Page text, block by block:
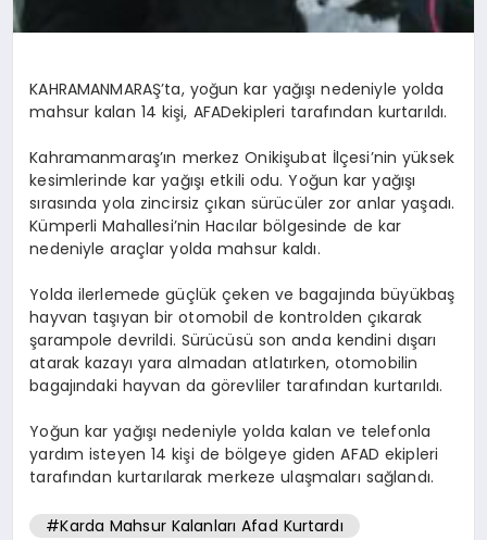
KAHRAMANMARAŞ’ta, yoğun kar yağışı nedeniyle yolda
mahsur kalan 14 kişi, AFADekipleri tarafından kurtarıldı.
Kahramanmaraş’ın merkez Onikişubat İlçesi’nin yüksek
kesimlerinde kar yağışı etkili odu. Yoğun kar yağışı
sırasında yola zincirsiz çıkan sürücüler zor anlar yaşadı.
Kümperli Mahallesi’nin Hacılar bölgesinde de kar
nedeniyle araçlar yolda mahsur kaldı.
Yolda ilerlemede güçlük çeken ve bagajında büyükbaş
hayvan taşıyan bir otomobil de kontrolden çıkarak
şarampole devrildi. Sürücüsü son anda kendini dışarı
atarak kazayı yara almadan atlatırken, otomobilin
bagajındaki hayvan da görevliler tarafından kurtarıldı.
Yoğun kar yağışı nedeniyle yolda kalan ve telefonla
yardım isteyen 14 kişi de bölgeye giden AFAD ekipleri
tarafından kurtarılarak merkeze ulaşmaları sağlandı.
#Karda Mahsur Kalanları Afad Kurtardı